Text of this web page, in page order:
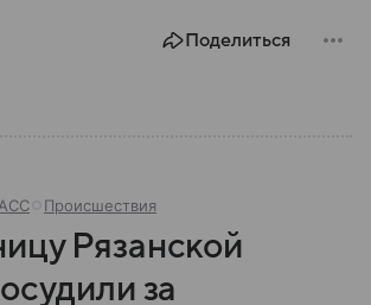
Поделиться
Происшествия
Рязанской
за